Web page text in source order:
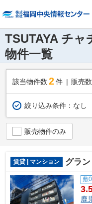
TSUTAYA チャ
物件一覧
該当物件数 2件 販売数
絞り込み条件： なし
販売物件のみ
賃貸 | マンション グラ
敷0
鹿